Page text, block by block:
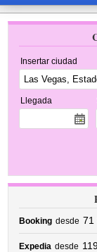
Insertar ciudad
Llegada
Booking desde 71
Expedia desde